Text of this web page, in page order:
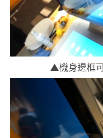
▲機身邊框